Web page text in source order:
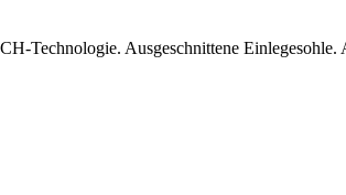
Technologie. Ausgeschnittene